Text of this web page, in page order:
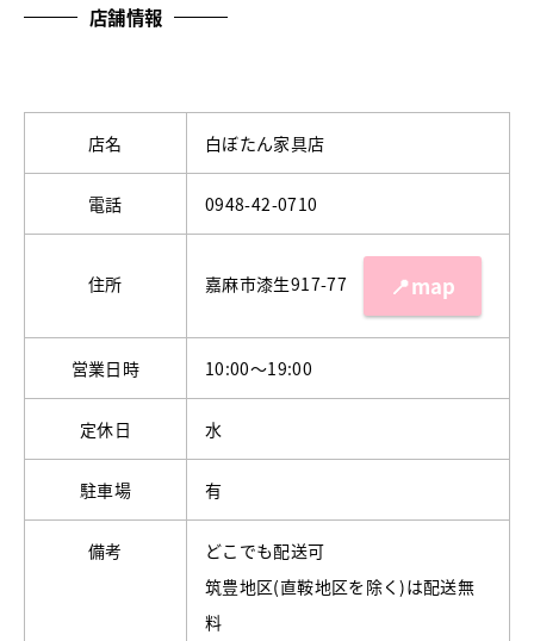
店舗情報
店名 白ぼたん家具店
電話 0948-42-0710
住所 嘉麻市漆生917-77 📍map
営業日時 10:00〜19:00
定休日 水
駐車場 有
備考
どこでも配送可
筑豊地区(直鞍地区を除く)は配送無
料